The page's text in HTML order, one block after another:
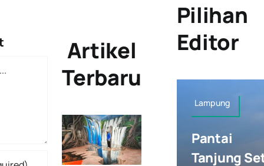
Artikel
Terbaru
Pilihan
Editor
Lampung
Pantai
Tanjung